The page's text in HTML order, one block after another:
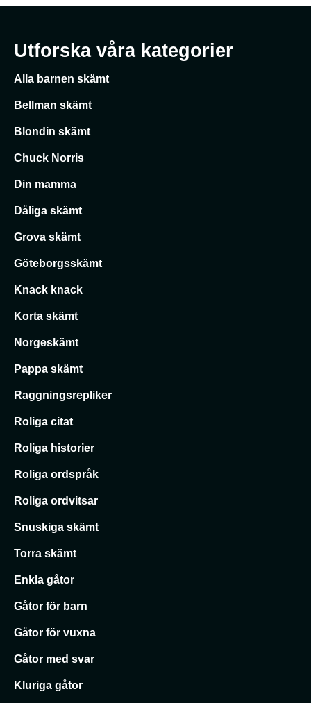
Utforska våra kategorier
Alla barnen skämt
Bellman skämt
Blondin skämt
Chuck Norris
Din mamma
Dåliga skämt
Grova skämt
Göteborgsskämt
Knack knack
Korta skämt
Norgeskämt
Pappa skämt
Raggningsrepliker
Roliga citat
Roliga historier
Roliga ordspråk
Roliga ordvitsar
Snuskiga skämt
Torra skämt
Enkla gåtor
Gåtor för barn
Gåtor för vuxna
Gåtor med svar
Kluriga gåtor